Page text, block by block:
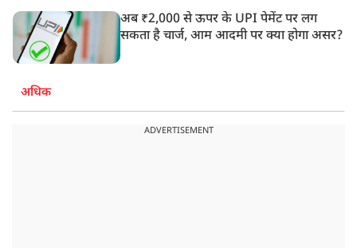
अब ₹2,000 से ऊपर के UPI पेमेंट पर लग
सकता है चार्ज, आम आदमी पर क्या होगा असर?
अधिक
ADVERTISEMENT